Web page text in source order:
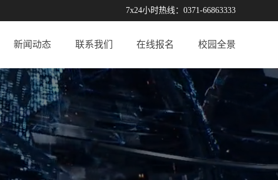
7x24小时热线：0371-66863333
新闻动态 联系我们 在线报名 校园全景